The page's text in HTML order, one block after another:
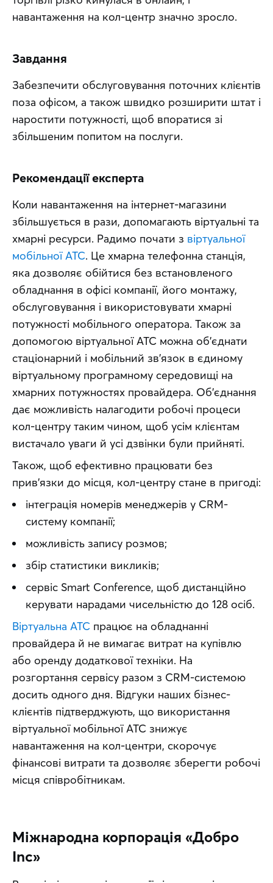
навантаження на кол-центр значно зросло.
Завдання
Забезпечити обслуговування поточних клієнтів
поза офісом, а також швидко розширити штат і
наростити потужності, щоб впоратися зі
збільшеним попитом на послуги.
Рекомендації експерта
Коли навантаження на інтернет-магазини
збільшується в рази, допомагають віртуальні та
хмарні ресурси. Радимо почати з віртуальної
мобільної АТС. Це хмарна телефонна станція,
яка дозволяє обійтися без встановленого
обладнання в офісі компанії, його монтажу,
обслуговування і використовувати хмарні
потужності мобільного оператора. Також за
допомогою віртуальної АТС можна об’єднати
стаціонарний і мобільний зв’язок в єдиному
віртуальному програмному середовищі на
хмарних потужностях провайдера. Об’єднання
дає можливість налагодити робочі процеси
кол-центру таким чином, щоб усім клієнтам
вистачало уваги й усі дзвінки були прийняті.
Також, щоб ефективно працювати без
прив’язки до місця, кол-центру стане в пригоді:
інтеграція номерів менеджерів у CRM-
систему компанії;
можливість запису розмов;
збір статистики викликів;
сервіс Smart Conference, щоб дистанційно
керувати нарадами чисельністю до 128 осіб.
Віртуальна АТС працює на обладнанні
провайдера й не вимагає витрат на купівлю
або оренду додаткової техніки. На
розгортання сервісу разом з CRM-системою
досить одного дня. Відгуки наших бізнес-
клієнтів підтверджують, що використання
віртуальної мобільної АТС знижує
навантаження на кол-центри, скорочує
фінансові витрати та дозволяє зберегти робочі
місця співробітникам.
Міжнародна корпорація «Добро
Inc»